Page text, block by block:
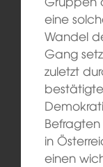
eine
Wandel
Gang
zuletzt
in
einen